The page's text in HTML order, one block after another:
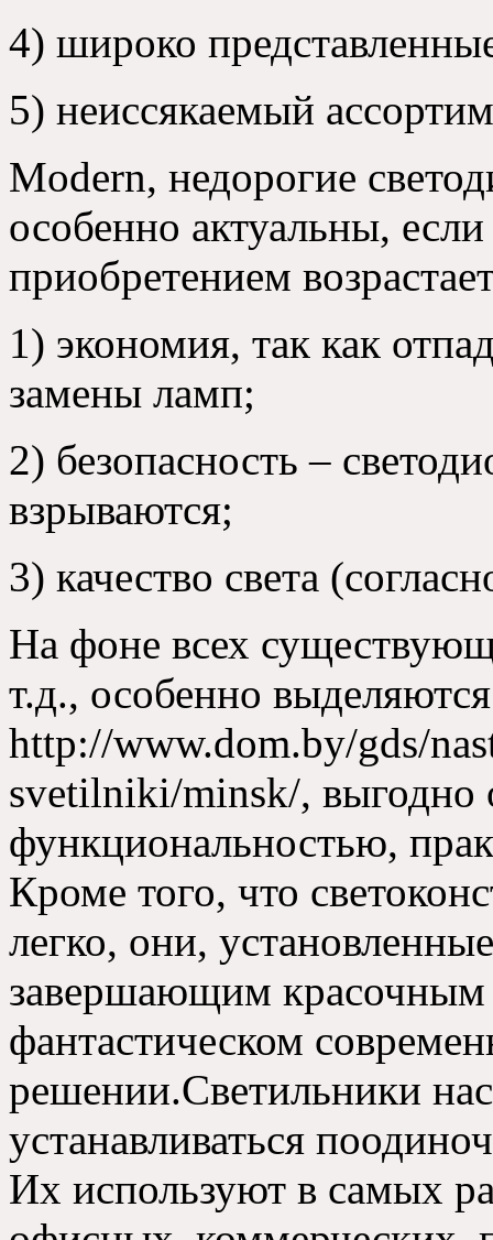
4) широко
5) неиссякаемый
Modern, недорогие
особенно актуальны,
приобретением
1) экономия, так как
замены ламп;
2) безопасность –
взрываются;
3) качество света
На фоне всех
т.д., особенно
http://www.dom.by/gds/
svetilniki/minsk/, выгодно
функциональностью,
Кроме того, что
легко, они,
завершающим
фантастическом
решении.Светильники
устанавливаться
Их используют в самых